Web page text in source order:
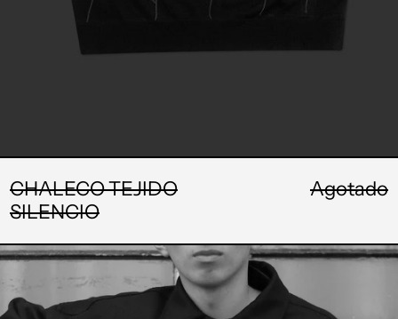
CHALECO TEJIDO
SILENCIO
Agotado